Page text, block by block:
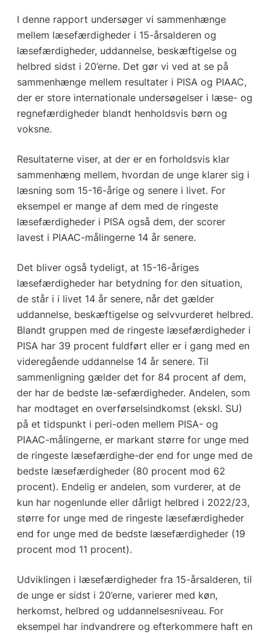
I denne rapport undersøger vi sammenhænge
mellem læsefærdigheder i 15-årsalderen og
læsefærdigheder, uddannelse, beskæftigelse og
helbred sidst i 20’erne. Det gør vi ved at se på
sammenhænge mellem resultater i PISA og PIAAC,
der er store internationale undersøgelser i læse- og
regnefærdigheder blandt henholdsvis børn og
voksne.
Resultaterne viser, at der er en forholdsvis klar
sammenhæng mellem, hvordan de unge klarer sig i
læsning som 15-16-årige og senere i livet. For
eksempel er mange af dem med de ringeste
læsefærdigheder i PISA også dem, der scorer
lavest i PIAAC-målingerne 14 år senere.
Det bliver også tydeligt, at 15-16-åriges
læsefærdigheder har betydning for den situation,
de står i i livet 14 år senere, når det gælder
uddannelse, beskæftigelse og selvvurderet helbred.
Blandt gruppen med de ringeste læsefærdigheder i
PISA har 39 procent fuldført eller er i gang med en
videregående uddannelse 14 år senere. Til
sammenligning gælder det for 84 procent af dem,
der har de bedste læ-sefærdigheder. Andelen, som
har modtaget en overførselsindkomst (ekskl. SU)
på et tidspunkt i peri-oden mellem PISA- og
PIAAC-målingerne, er markant større for unge med
de ringeste læsefærdighe-der end for unge med de
bedste læsefærdigheder (80 procent mod 62
procent). Endelig er andelen, som vurderer, at de
kun har nogenlunde eller dårligt helbred i 2022/23,
større for unge med de ringeste læsefærdigheder
end for unge med de bedste læsefærdigheder (19
procent mod 11 procent).
Udviklingen i læsefærdigheder fra 15-årsalderen, til
de unge er sidst i 20’erne, varierer med køn,
herkomst, helbred og uddannelsesniveau. For
eksempel har indvandrere og efterkommere haft en